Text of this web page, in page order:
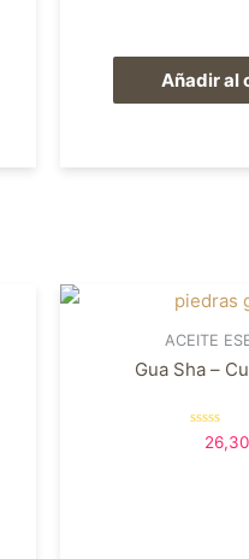
Añadir al
ACEITE
Gua Sha –
Valorado
26,30